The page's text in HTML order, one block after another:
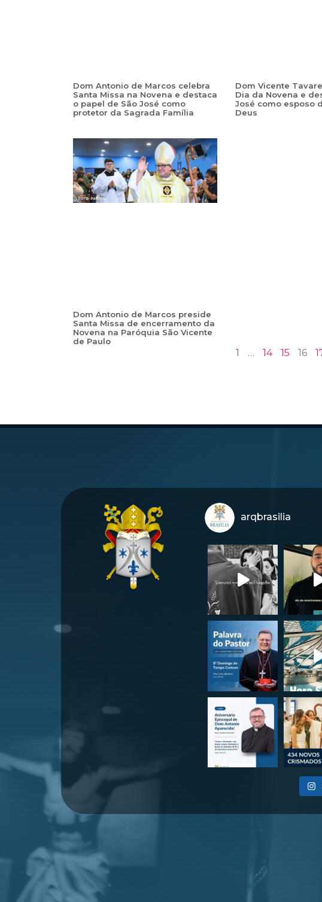
Dom Antonio de Marcos celebra
Santa Missa na Novena e destaca
o papel de São José como
protetor da Sagrada Família
Dom Vicente
Dia da Novena e
José como esposo
Deus
Dom Antonio de Marcos preside
Santa Missa de encerramento da
Novena na Paróquia São Vicente
de Paulo
1 … 14 15 16
arqbrasilia